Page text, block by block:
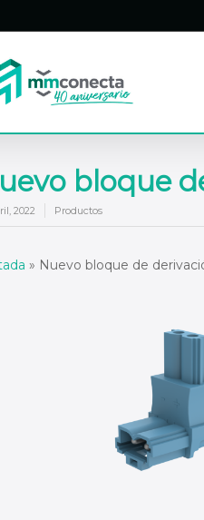
bloque
2022 Productos
» Nuevo bloque de